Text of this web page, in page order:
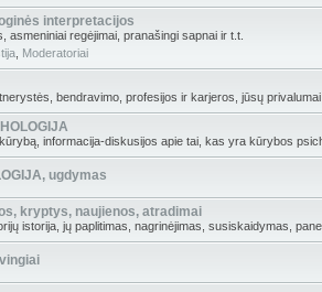
interpretacijos
asmeniniai regėjimai, pranašingi sapnai ir t.t.
Moderatoriai
bendravimo, profesijos ir karjeros, jūsų
informacija-diskusijos apie tai, kas yra kūrybos
ugdymas
kryptys, naujienos, atradimai
istorija, jų paplitimas, nagrinėjimas, susiskaidymas,